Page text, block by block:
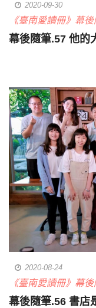
2020-09-30
《臺南愛讀冊》幕後
幕後隨筆.57 他的
2020-08-24
《臺南愛讀冊》幕後
幕後隨筆.56 書店